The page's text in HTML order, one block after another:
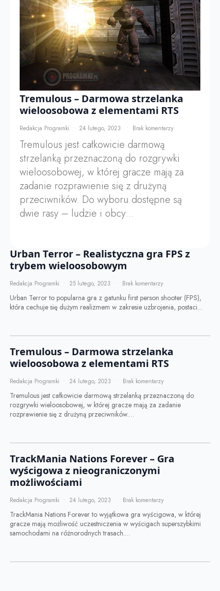
Tremulous – Darmowa strzelanka
wieloosobowa z elementami RTS
Redakcja Programki 24 lutego, 2023 Brak komentarzy
Tremulous jest całkowicie darmową
strzelanką przeznaczoną do rozgrywki
wieloosobowej, w której gracze mają za
zadanie rozprawienie się z drużyną
przeciwników. Do wyboru dostępne są
dwie rasy – ludzie i obcy…
Urban Terror – Realistyczna gra FPS z
trybem wieloosobowym
Redakcja Programki 25 lutego, 2023 Brak komentarzy
Urban Terror to popularna gra z gatunku first person shooter (FPS),
która cechuje się dużym realizmem w zakresie uzbrojenia, postaci…
Tremulous – Darmowa strzelanka
wieloosobowa z elementami RTS
Redakcja Programki 24 lutego, 2023 Brak komentarzy
Tremulous jest całkowicie darmową strzelanką przeznaczoną do
rozgrywki wieloosobowej, w której gracze mają za zadanie
rozprawienie się z drużyną przeciwników.…
TrackMania Nations Forever – Gra
wyścigowa z nieograniczonymi
możliwościami
Redakcja Programki 24 lutego, 2023 Brak komentarzy
TrackMania Nations Forever to wyjątkowa gra wyścigowa, w której
gracze mają możliwość uczestniczenia w wyścigach superszybkimi
samochodami na różnorodnych trasach.…